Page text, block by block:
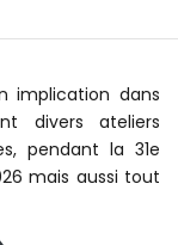
implication dans
divers ateliers
pendant la 31e
mais aussi tout